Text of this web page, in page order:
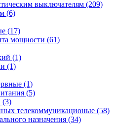
выключателям (209)
(6)
(17)
мощности (61)
(1)
(1)
(1)
(5)
(3)
телекоммуникационые (58)
назначения (34)